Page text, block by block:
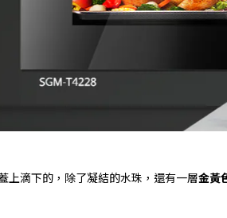
上滴下的，除了凝結的水珠，還有一層金黃